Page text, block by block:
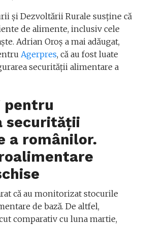
şi Dezvoltării Rurale susţine că
de alimente, inclusiv cele
Adrian Oroș a mai adăugat,
Agerpres, că au fost luate
securităţii alimentare a
pentru
securităţii
a românilor.
că au monitorizat stocurile
de bază. De altfel,
comparativ cu luna martie,